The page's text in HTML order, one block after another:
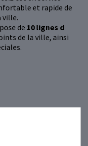
et rapide de
ville.
de 10 lignes d
de la ville, ainsi